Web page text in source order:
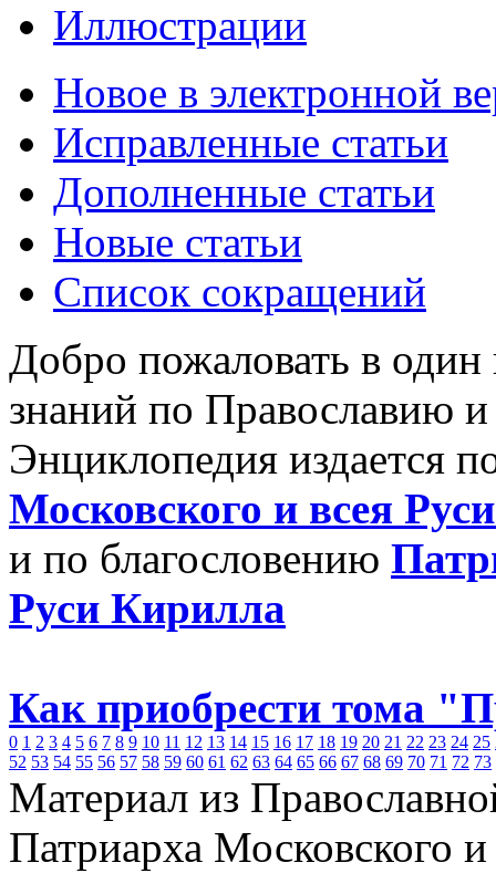
Иллюстрации
Новое в электронной
Исправленные статьи
Дополненные статьи
Новые статьи
Список сокращений
Добро пожаловать в
знаний по Православию
Энциклопедия издается
Московского и всея
и по благословению
Руси Кирилла
Как приобрести тома
0 1 2 3 4 5 6 7 8 9 10 11 12 13 14 15 16 17 18 19 20 21 22 23 24 25
52 53 54 55 56 57 58 59 60 61 62 63 64 65 66 67 68 69 70 71 72 73
Материал из
Патриарха Московского